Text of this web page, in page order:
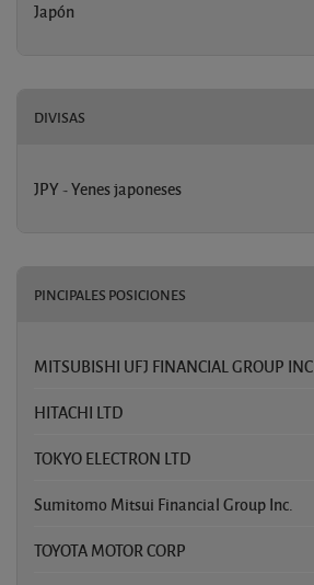
Japón
DIVISAS
JPY - Yenes japoneses
PINCIPALES POSICIONES
MITSUBISHI UFJ FINANCIAL GROUP INC
HITACHI LTD
TOKYO ELECTRON LTD
Sumitomo Mitsui Financial Group Inc.
TOYOTA MOTOR CORP